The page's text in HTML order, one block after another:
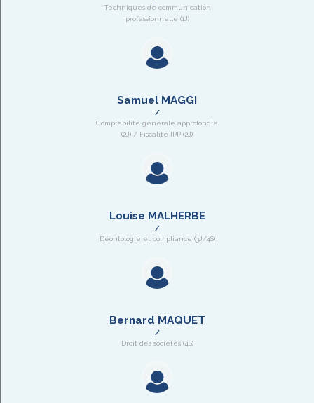
Techniques de communication
professionnelle (1J)
Samuel MAGGI
Comptabilité générale approfondie
(2J) / Fiscalité IPP (2J)
Louise MALHERBE
Déontologie et compliance (3J/4S)
Bernard MAQUET
Droit des sociétés (4S)